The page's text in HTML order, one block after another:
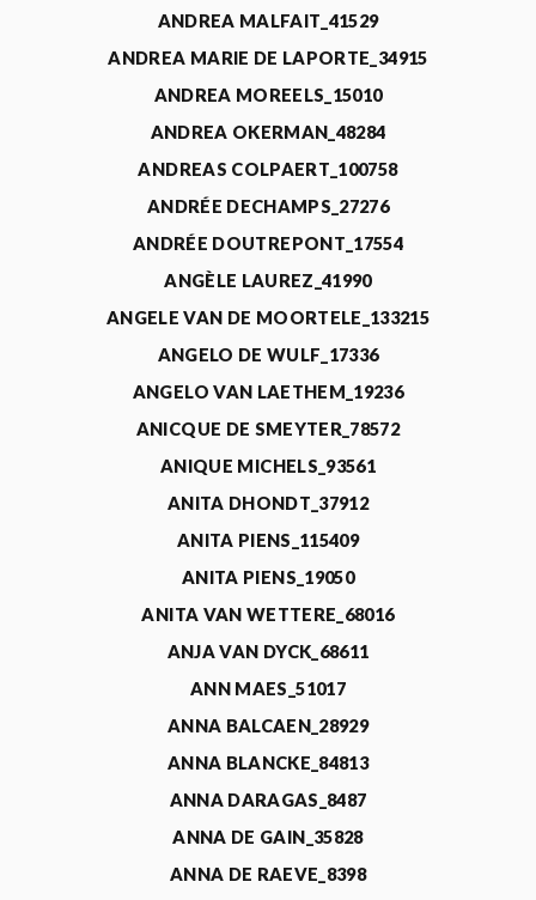
ANDREA MALFAIT_41529
ANDREA MARIE DE LAPORTE_34915
ANDREA MOREELS_15010
ANDREA OKERMAN_48284
ANDREAS COLPAERT_100758
ANDRÉE DECHAMPS_27276
ANDRÉE DOUTREPONT_17554
ANGÈLE LAUREZ_41990
ANGELE VAN DE MOORTELE_133215
ANGELO DE WULF_17336
ANGELO VAN LAETHEM_19236
ANICQUE DE SMEYTER_78572
ANIQUE MICHELS_93561
ANITA DHONDT_37912
ANITA PIENS_115409
ANITA PIENS_19050
ANITA VAN WETTERE_68016
ANJA VAN DYCK_68611
ANN MAES_51017
ANNA BALCAEN_28929
ANNA BLANCKE_84813
ANNA DARAGAS_8487
ANNA DE GAIN_35828
ANNA DE RAEVE_8398